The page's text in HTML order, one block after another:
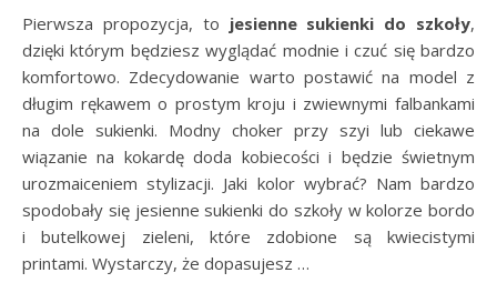
Pierwsza propozycja, to jesienne sukienki do szkoły,
dzięki którym będziesz wyglądać modnie i czuć się bardzo
komfortowo. Zdecydowanie warto postawić na model z
długim rękawem o prostym kroju i zwiewnymi falbankami
na dole sukienki. Modny choker przy szyi lub ciekawe
wiązanie na kokardę doda kobiecości i będzie świetnym
urozmaiceniem stylizacji. Jaki kolor wybrać? Nam bardzo
spodobały się jesienne sukienki do szkoły w kolorze bordo
i butelkowej zieleni, które zdobione są kwiecistymi
printami. Wystarczy, że dopasujesz …